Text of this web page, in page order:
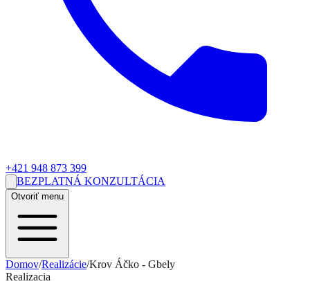
+421 948 873 399
BEZPLATNÁ KONZULTÁCIA
Otvoriť menu
Domov/Realizácie/Krov Áčko - Gbely
Realizacia